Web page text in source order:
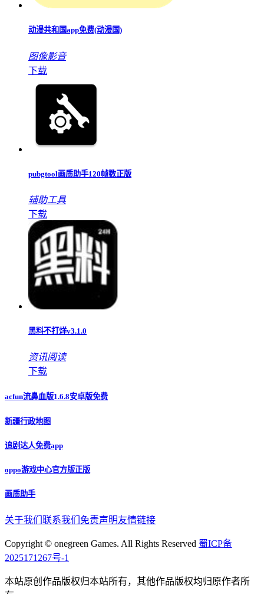
动漫共和国app免费(动漫国)
图像影音
下载
pubgtool画质助手120帧数正版
辅助工具
下载
黑料不打烊v3.1.0
资讯阅读
下载
acfun流鼻血版1.6.8安卓版免费
新疆行政地图
追剧达人免费app
oppo游戏中心官方版正版
画质助手
关于我们 联系我们 免责声明友情链接
Copyright © onegreen Games. All Rights Reserved 蜀ICP备
2025171267号-1
本站原创作品版权归本站所有，其他作品版权均归原作者所